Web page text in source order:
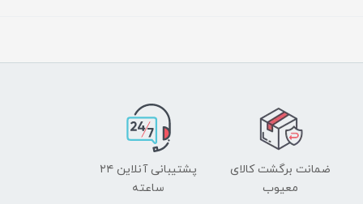
ضمانت برگشت کالای
معیوب
پشتیبانی آنلاین ۲۴
ساعته